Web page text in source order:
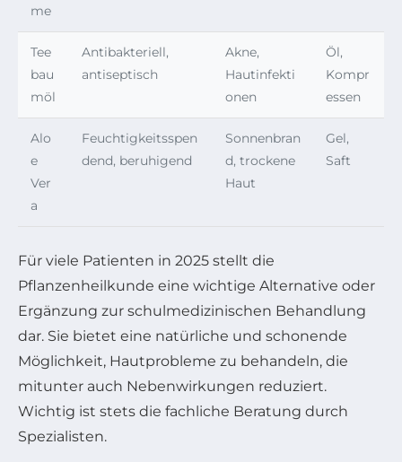
me
Tee
bau
möl
Antibakteriell,
antiseptisch
Akne,
Hautinfekti
onen
Öl,
Kompr
essen
Alo
e
Ver
a
Feuchtigkeitsspen
dend, beruhigend
Sonnenbran
d, trockene
Haut
Gel,
Saft
Für viele Patienten in 2025 stellt die
Pflanzenheilkunde eine wichtige Alternative oder
Ergänzung zur schulmedizinischen Behandlung
dar. Sie bietet eine natürliche und schonende
Möglichkeit, Hautprobleme zu behandeln, die
mitunter auch Nebenwirkungen reduziert.
Wichtig ist stets die fachliche Beratung durch
Spezialisten.